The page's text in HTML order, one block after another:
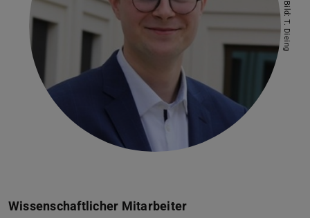
Bild: T. Dieing
Wissenschaftlicher Mitarbeiter